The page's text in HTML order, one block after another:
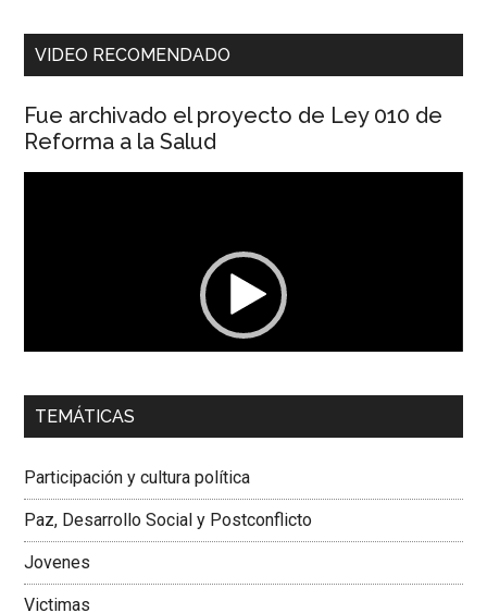
VIDEO RECOMENDADO
Fue archivado el proyecto de Ley 010 de
Reforma a la Salud
00:00 01:04
Dra. Carolina Corcho Mejía,Presidenta Corporación
Colombiana
TEMÁTICAS
Participación y cultura política
Paz, Desarrollo Social y Postconflicto
Jovenes
Victimas